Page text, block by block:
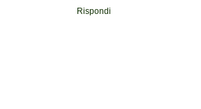
Rispondi